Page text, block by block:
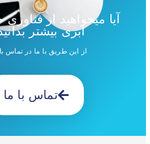
آیا میخواهید از
ابری بیشتر
از این طریق با ما در تماس
تماس با ما